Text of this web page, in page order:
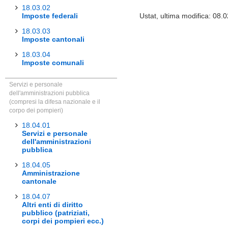
18.03.02
Imposte federali
18.03.03
Imposte cantonali
18.03.04
Imposte comunali
Servizi e personale
dell'amministrazioni pubblica
(compresi la difesa nazionale e il
corpo dei pompieri)
18.04.01
Servizi e personale
dell'amministrazioni
pubblica
18.04.05
Amministrazione
cantonale
18.04.07
Altri enti di diritto
pubblico (patriziati,
corpi dei pompieri ecc.)
Ustat, ultima modifica: